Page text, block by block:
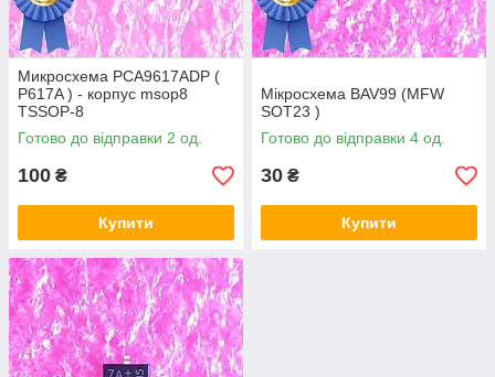
Микросхема PCA9617ADP (
P617A ) - корпус msop8
TSSOP-8
Готово до відправки 2 од.
100 ₴
Купити
Мікросхема BAV99 (MFW
SOT23 )
Готово до відправки 4 од.
30 ₴
Купити